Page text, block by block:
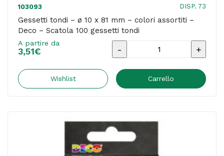
103093 DISP. 73
Gessetti tondi – ø 10 x 81 mm – colori assortiti –
Deco – Scatola 100 gessetti tondi
A partire da
3,51€
Gessetti
-
x
Wishlist Carrello